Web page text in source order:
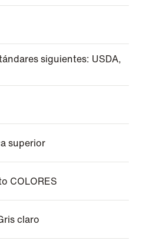
siguientes: USDA,
superior
COLORES
claro